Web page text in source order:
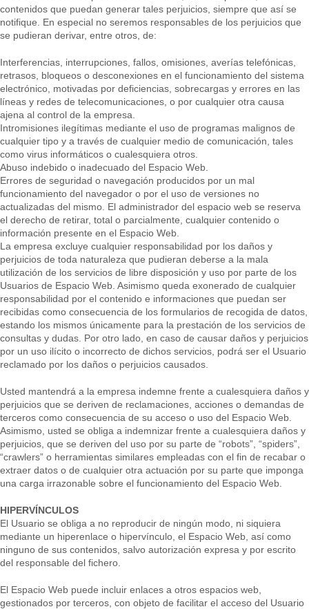
contenidos que puedan generar tales perjuicios, siempre que así se
notifique. En especial no seremos responsables de los perjuicios que
se pudieran derivar, entre otros, de:
Interferencias, interrupciones, fallos, omisiones, averías telefónicas,
retrasos, bloqueos o desconexiones en el funcionamiento del sistema
electrónico, motivadas por deficiencias, sobrecargas y errores en las
líneas y redes de telecomunicaciones, o por cualquier otra causa
ajena al control de la empresa.
Intromisiones ilegítimas mediante el uso de programas malignos de
cualquier tipo y a través de cualquier medio de comunicación, tales
como virus informáticos o cualesquiera otros.
Abuso indebido o inadecuado del Espacio Web.
Errores de seguridad o navegación producidos por un mal
funcionamiento del navegador o por el uso de versiones no
actualizadas del mismo. El administrador del espacio web se reserva
el derecho de retirar, total o parcialmente, cualquier contenido o
información presente en el Espacio Web.
La empresa excluye cualquier responsabilidad por los daños y
perjuicios de toda naturaleza que pudieran deberse a la mala
utilización de los servicios de libre disposición y uso por parte de los
Usuarios de Espacio Web. Asimismo queda exonerado de cualquier
responsabilidad por el contenido e informaciones que puedan ser
recibidas como consecuencia de los formularios de recogida de datos,
estando los mismos únicamente para la prestación de los servicios de
consultas y dudas. Por otro lado, en caso de causar daños y perjuicios
por un uso ilícito o incorrecto de dichos servicios, podrá ser el Usuario
reclamado por los daños o perjuicios causados.
Usted mantendrá a la empresa indemne frente a cualesquiera daños y
perjuicios que se deriven de reclamaciones, acciones o demandas de
terceros como consecuencia de su acceso o uso del Espacio Web.
Asimismo, usted se obliga a indemnizar frente a cualesquiera daños y
perjuicios, que se deriven del uso por su parte de “robots”, “spiders”,
“crawlers” o herramientas similares empleadas con el fin de recabar o
extraer datos o de cualquier otra actuación por su parte que imponga
una carga irrazonable sobre el funcionamiento del Espacio Web.
HIPERVÍNCULOS
El Usuario se obliga a no reproducir de ningún modo, ni siquiera
mediante un hiperenlace o hipervínculo, el Espacio Web, así como
ninguno de sus contenidos, salvo autorización expresa y por escrito
del responsable del fichero.
El Espacio Web puede incluir enlaces a otros espacios web,
gestionados por terceros, con objeto de facilitar el acceso del Usuario